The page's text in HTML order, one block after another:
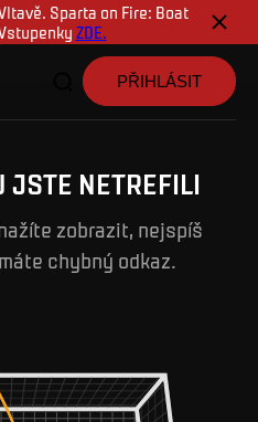
Sparta on Fire: Boat
ZDE.
PŘIHLÁSIT
JSTE NETREFILI
zobrazit, nejspíš
chybný odkaz.